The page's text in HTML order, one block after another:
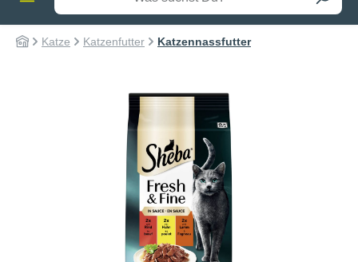
Katze Katzenfutter Katzennassfutter
Bildergalerie überspringen